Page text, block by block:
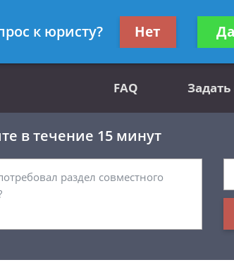
Получите
FAQ
в течение 15 минут
к юристу? Нет Да